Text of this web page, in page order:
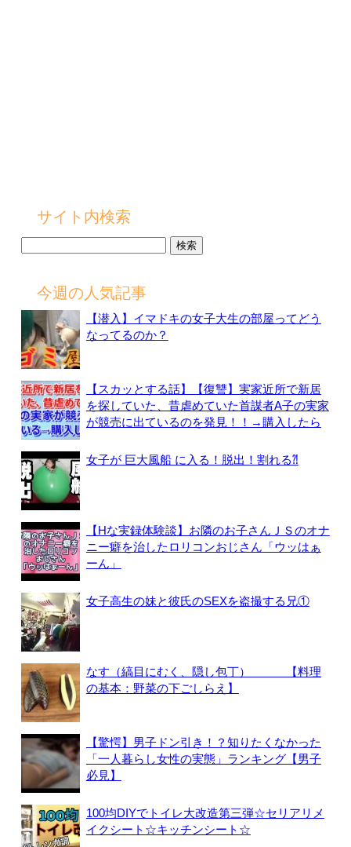
サイト内検索
今週の人気記事
【潜入】イマドキの女子大生の部屋ってどう
なってるのか？
【スカッとする話】【復讐】実家近所で新居
を探していた、昔虐めていた首謀者A子の実家
が競売に出ているのを発見！！→購入したら
女子が 巨大風船 に入る！脱出！割れる⁈
【Hな実録体験談】お隣のお子さんＪＳのオナ
ニー癖を治したロリコンおじさん「ウッはぁ
ーん」
女子高生の妹と彼氏のSEXを盗撮する兄①
なす（縞目にむく、隠し包丁） 【料理
の基本：野菜の下ごしらえ】
【驚愕】男子ドン引き！？知りたくなかった
「一人暮らし女性の実態」ランキング【男子
必見】
100均DIYでトイレ大改造第三弾☆セリアリメ
イクシート☆キッチンシート☆